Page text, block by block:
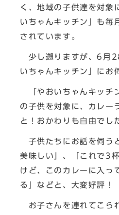
く、地域の子供達を対象
いちゃんキッチン」も毎
されています。
少し遡りますが、6月
いちゃんキッチン」にお
「やおいちゃんキッチ
の子供を対象に、カレー
と！おかわりも自由でし
子供たちにお話を伺う
美味しい」、「これで3
けど、このカレーに入っ
る」などと、大変好評！
お子さんを連れてこら